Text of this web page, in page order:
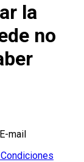
la
no
mail